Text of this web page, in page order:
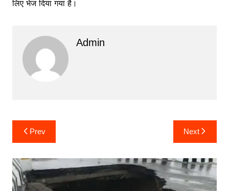
लिए भेज दिया गया है।
Admin
Post
navigation
Prev Next